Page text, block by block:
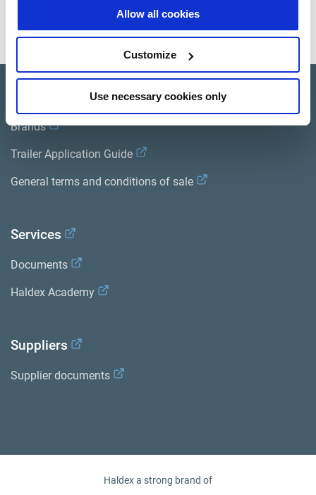
Allow all cookies
Customize
Use necessary cookies only
Consultez toutes les publications connexes dans notre
Bibliothèque de documentation sur les produits
Product catalogue
Brands
Trailer Application Guide
General terms and conditions of sale
Services
Documents
Haldex Academy
Suppliers
Supplier documents
Haldex a strong brand of